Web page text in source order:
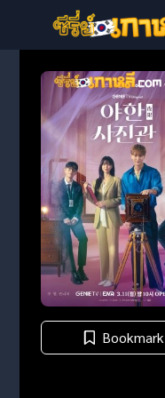
Bookmark